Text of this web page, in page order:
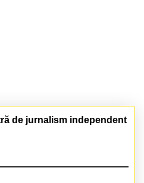
de jurnalism independent